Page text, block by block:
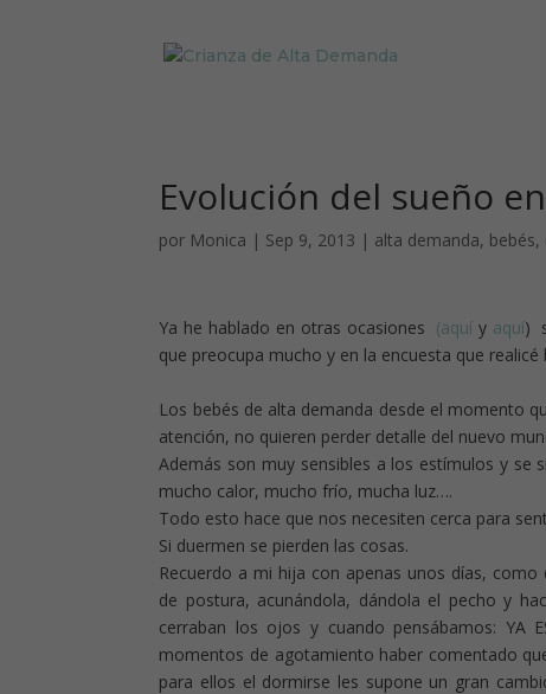
Evolución del sueño
por Monica | Sep 9, 2013 | alta demanda, bebés,
Ya he hablado en otras ocasiones (aquí y aquí)
que preocupa mucho y en la encuesta que
Los bebés de alta demanda desde el momento
atención, no quieren perder detalle del nuevo
Además son muy sensibles a los estímulos y se
mucho calor, mucho frío, mucha luz….
Todo esto hace que nos necesiten cerca para
Si duermen se pierden las cosas.
Recuerdo a mi hija con apenas unos días,
de postura, acunándola, dándola el pecho y
cerraban los ojos y cuando pensábamos: YA
momentos de agotamiento haber comentado
para ellos el dormirse les supone un gran